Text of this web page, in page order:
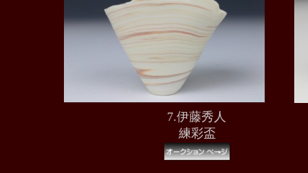
7.伊藤秀人
練彩盃